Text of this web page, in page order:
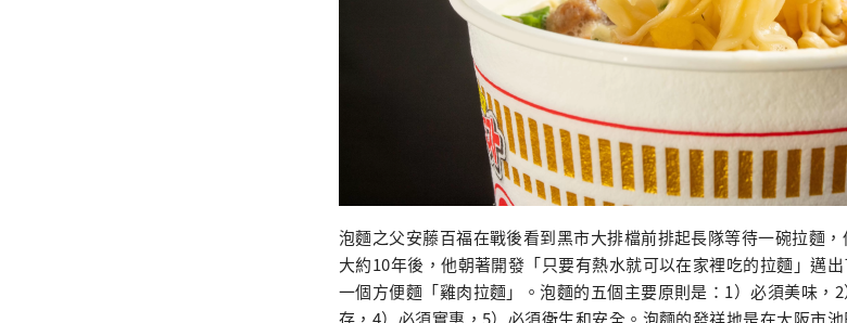
泡麵之父安藤百福在戰後看到黑市大排檔前排起長隊等待一碗拉麵
大約10年後，他朝著開發「只要有熱水就可以在家裡吃的拉麵」邁
一個方便麵「雞肉拉麵」。泡麵的五個主要原則是：1）必須美味，